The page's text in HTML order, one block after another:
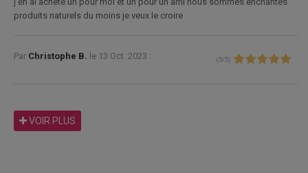
produits naturels du moins je veux le croire
Par Christophe B. le 13 Oct. 2023 : ( 5/ 5)
VOIR PLUS